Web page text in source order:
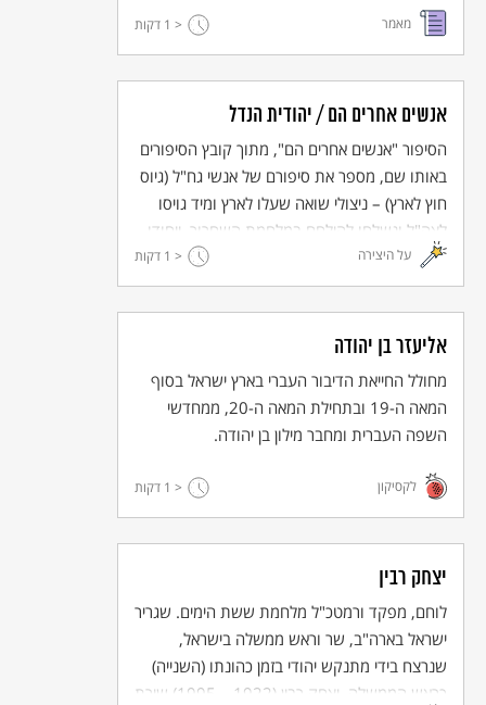
מאמר < 1 דקות
אנשים אחרים הם / יהודית הנדל
הסיפור "אנשים אחרים הם", מתוך קובץ הסיפורים
באותו שם, מספר את סיפורם של אנשי גח"ל (גיוס
חוץ לארץ) – ניצולי שואה שעלו לארץ ומיד גויסו
לצה"ל ונשלחו להילחם במלחמת השחרור. ייחודו
של הסיפור באימוץ נקודת המבט של העולים
עצמם – ולא של החברה הקולטת אותם. עמדה זו
– המבט מן השוליים החברתיים ומהפרספקטיבה
של היחיד החריג והחלש – מאפיינת גם את
על היצירה < 1 דקות
אליעזר בן יהודה
מחולל החייאת הדיבור העברי בארץ ישראל בסוף
המאה ה-19 ובתחילת המאה ה-20, ממחדשי
השפה העברית ומחבר מילון בן יהודה.
לקסיקון < 1 דקות
יצחק רבין
לוחם, מפקד ורמטכ"ל מלחמת ששת הימים. שגריר
ישראל בארה"ב, שר וראש ממשלה בישראל,
שנרצח בידי מתנקש יהודי בזמן כהונתו (השנייה)
כראש הממשלה. יצחק רבין (1922 – 1995) שירת